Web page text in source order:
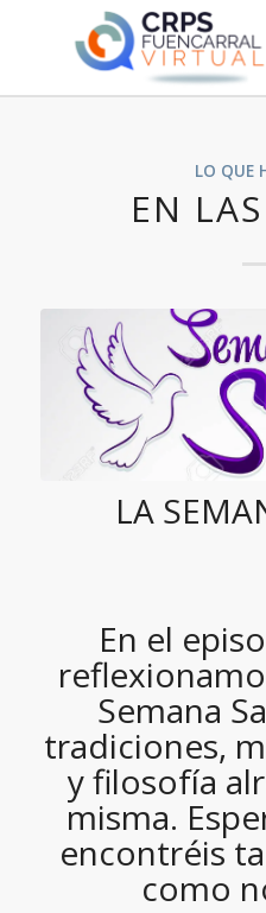
LO QUE
EN
LA
En el
Semana
tradiciones,
y filosofía
misma.
encontréis
como